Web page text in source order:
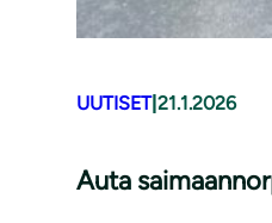
UUTISET| 21.1.2026
Auta